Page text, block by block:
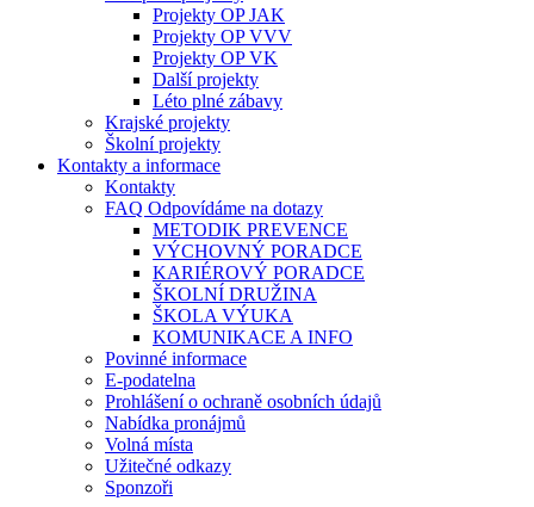
Projekty OP JAK
Projekty OP VVV
Projekty OP VK
Další projekty
Léto plné zábavy
Krajské projekty
Školní projekty
Kontakty a informace
Kontakty
FAQ Odpovídáme na dotazy
METODIK PREVENCE
VÝCHOVNÝ PORADCE
KARIÉROVÝ PORADCE
ŠKOLNÍ DRUŽINA
ŠKOLA VÝUKA
KOMUNIKACE A INFO
Povinné informace
E-podatelna
Prohlášení o ochraně osobních údajů
Nabídka pronájmů
Volná místa
Užitečné odkazy
Sponzoři